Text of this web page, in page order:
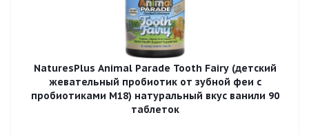
NaturesPlus Animal Parade Tooth Fairy (детский
жевательный пробиотик от зубной феи с
пробиотиками M18) натуральный вкус ванили 90
таблеток